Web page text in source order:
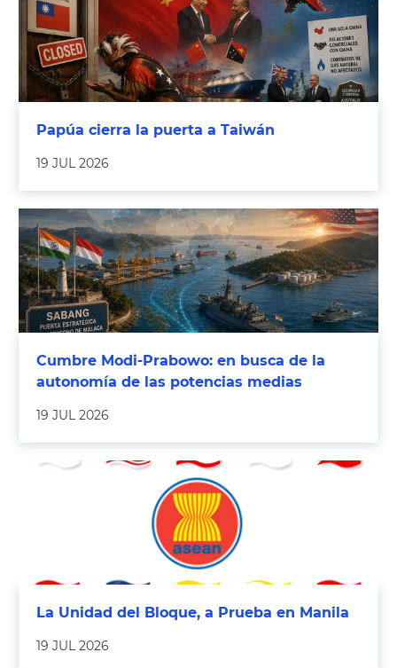
Papúa cierra la puerta a Taiwán
19 JUL 2026
Cumbre Modi-Prabowo: en busca de la
autonomía de las potencias medias
19 JUL 2026
La Unidad del Bloque, a Prueba en Manila
19 JUL 2026